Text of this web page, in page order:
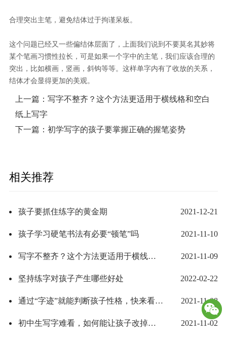
合理突出主笔，避免结体过于拘谨呆板。
这个问题已经又一些偏结体层面了，上面我们说到不要莫名其妙将
某个笔画习惯性拉长，可是如果一个字中的主笔，我们应该合理的
突出，比如横画，竖画，斜钩等等。这样单字内有了收放的关系，
结体才会显得更加的美观。
上一篇： 写字不整齐？这个方法更适用于横线格和空白
纸上写字
下一篇： 初学写字的孩子要掌握正确的握笔姿势
相关推荐
孩子要抓住练字的黄金期 2021-12-21
孩子学习硬笔书法有必要“顿笔”吗 2021-11-10
写字不整齐？这个方法更适用于横线格和空白纸上写字 2021-11-09
坚持练字对孩子产生哪些好处 2022-02-22
通过“字迹”就能判断孩子性格，快来看看你家孩子是什么性格 2021-11-08
初中生写字难看，如何能让孩子改掉坏习惯 2021-11-02